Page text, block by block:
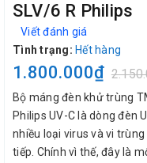
SLV/6 R Philips
Viết đánh giá
Tình trạng: Hết hàng
1.800.000₫
Bộ máng đèn khử trùng
Philips UV-C là dòng đèn
nhiều loại virus và vi
tiếp. Chính vì thế, đây là